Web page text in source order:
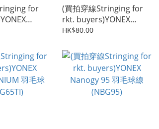
for
(買拍穿線Stringing for
rkt. buyers)YONEX
Exbolt65 羽毛球線
HK$80.00